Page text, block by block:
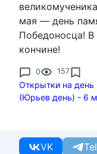
мая — день
Победоносца! В
кончине!
0 157
Открытки на день
(Юрьев день) - 6
VK